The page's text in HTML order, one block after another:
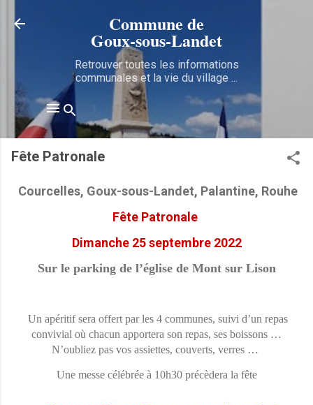
Accéder au contenu principal
Commune de
Goux‑sous‑Landet
Retrouver toutes les informations
communales et la vie du village ...
Fête Patronale
Courcelles, Goux-sous-Landet, Palantine, Rouhe
Fête Patronale
Dimanche 25 septembre 2022
Sur le parking de l’église de Mont sur Lison
Un apéritif sera offert par les 4 communes, suivi d’un repas
convivial où chacun apportera son repas, ses boissons …
N’oubliez pas vos assiettes, couverts, verres …
Une messe célébrée à 10h30 précèdera la fête